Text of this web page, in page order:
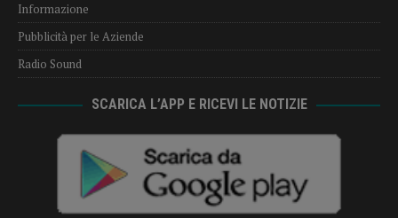
Informazione
Pubblicità per le Aziende
Radio Sound
SCARICA L’APP E RICEVI LE NOTIZIE